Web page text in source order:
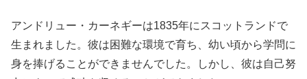
アンドリュー・カーネギーは1835年にスコットランドで
生まれました。彼は困難な環境で育ち、幼い頃から学問に
身を捧げることができませんでした。しかし、彼は自己努